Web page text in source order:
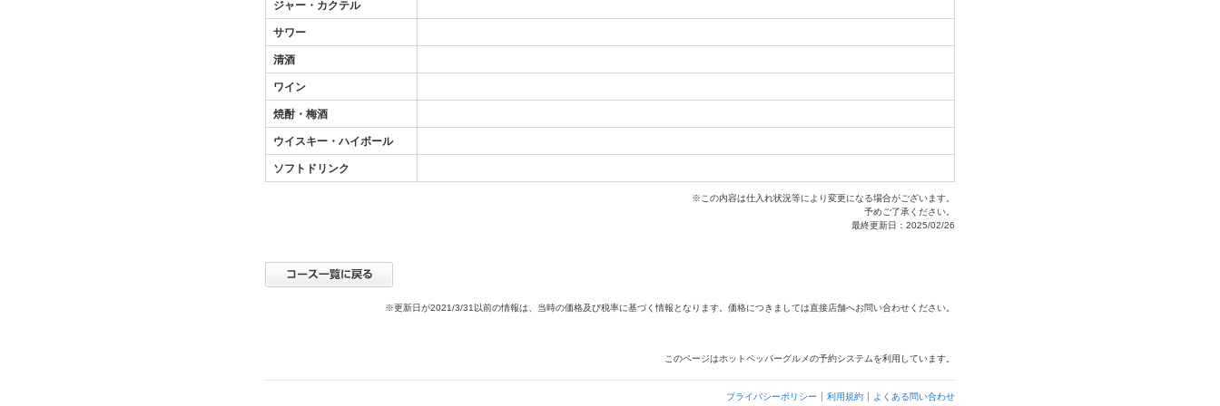
ジャー・カクテル
サワー
清酒
ワイン
焼酎・梅酒
ウイスキー・ハイボール
ソフトドリンク
※この内容は仕入れ状況等により変更になる場合がございます。
予めご了承ください。
最終更新日：2025/02/26
※更新日が2021/3/31以前の情報は、当時の価格及び税率に基づく情報となります。価格につきましては直接店舗へお問い合わせください。
このページはホットペッパーグルメの予約システムを利用しています。
プライバシーポリシー 利用規約 よくある問い合わせ